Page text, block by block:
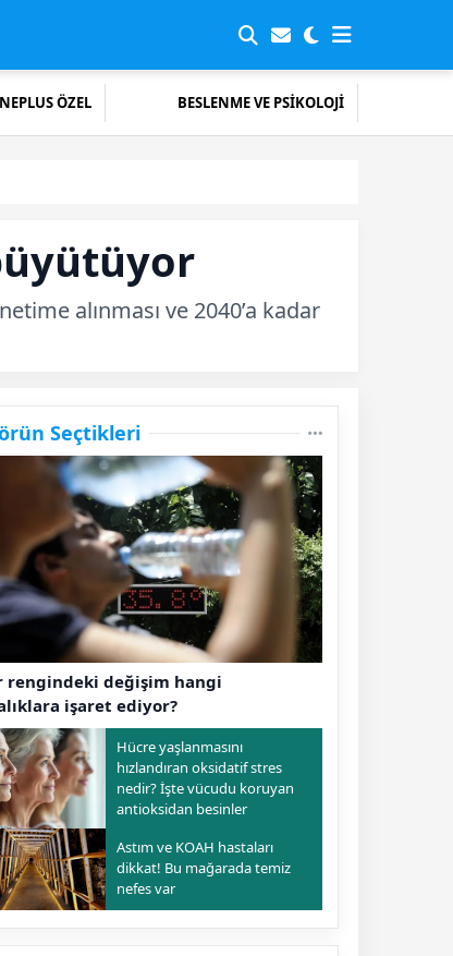
ÖZEL BESLENME VE PSİKOLOJİ
alınması ve 2040’a kadar
Seçtikleri
rengindeki değişim hangi
işaret ediyor?
Hücre yaşlanmasını
hızlandıran oksidatif stres
nedir? İşte vücudu koruyan
antioksidan besinler
Astım ve KOAH hastaları
dikkat! Bu mağarada temiz
nefes var